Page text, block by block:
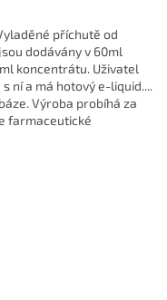
příchutě od
dodávány v 60ml
koncentrátu. Uživatel
ní a má hotový e-liquid....
Výroba probíhá za
farmaceutické